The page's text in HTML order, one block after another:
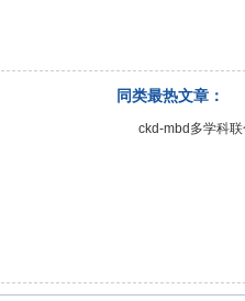
同类最热文章：
ckd-mbd多学科